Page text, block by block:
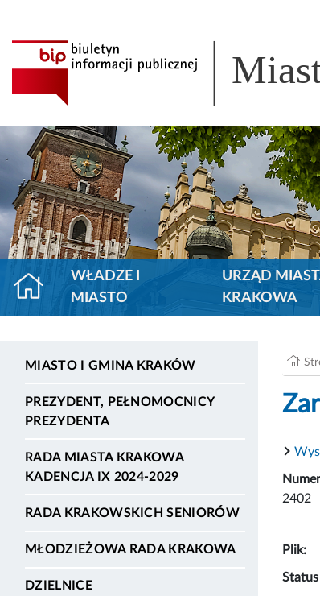
WŁADZE I
MIASTO
URZĄD
KRAKOWA
MIASTO I GMINA KRAKÓW
PREZYDENT, PEŁNOMOCNICY
PREZYDENTA
RADA MIASTA KRAKOWA
KADENCJA IX 2024-2029
RADA KRAKOWSKICH SENIORÓW
MŁODZIEŻOWA RADA KRAKOWA
DZIELNICE
Numer
2402
Plik: